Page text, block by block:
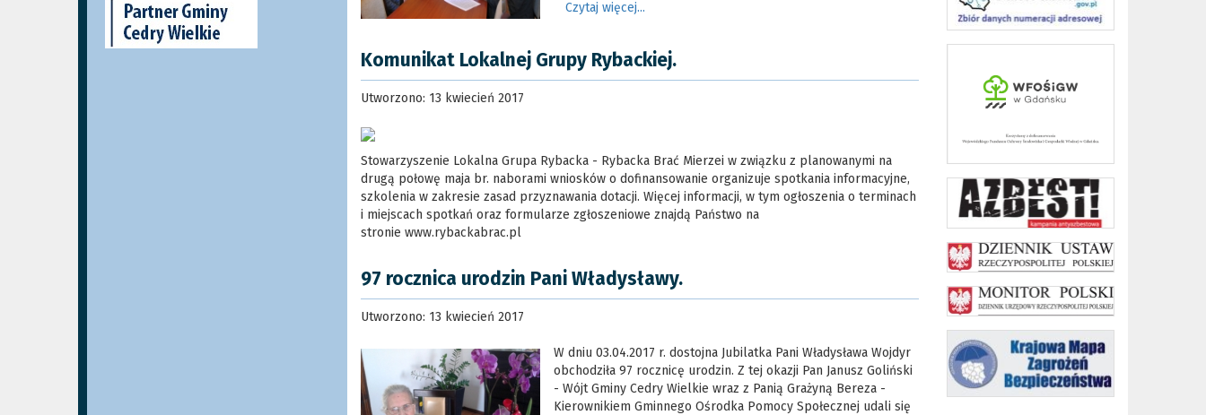
Czytaj więcej...
Komunikat Lokalnej Grupy Rybackiej.
Utworzono: 13 kwiecień 2017
Stowarzyszenie Lokalna Grupa Rybacka - Rybacka Brać Mierzei w związku z planowanymi na
drugą połowę maja br. naborami wniosków o dofinansowanie organizuje spotkania informacyjne,
szkolenia w zakresie zasad przyznawania dotacji. Więcej informacji, w tym ogłoszenia o terminach
i miejscach spotkań oraz formularze zgłoszeniowe znajdą Państwo na
stronie www.rybackabrac.pl
97 rocznica urodzin Pani Władysławy.
Utworzono: 13 kwiecień 2017
W dniu 03.04.2017 r. dostojna Jubilatka Pani Władysława Wojdyr
obchodziła 97 rocznicę urodzin. Z tej okazji Pan Janusz Goliński
- Wójt Gminy Cedry Wielkie wraz z Panią Grażyną Bereza -
Kierownikiem Gminnego Ośrodka Pomocy Społecznej udali się